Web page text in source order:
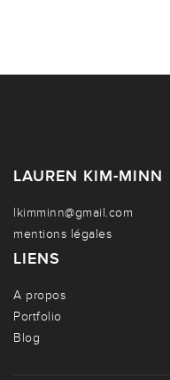
LAUREN KIM-MINN
lkimminn@gmail.com
mentions légales
LIENS
A propos
Portfolio
Blog